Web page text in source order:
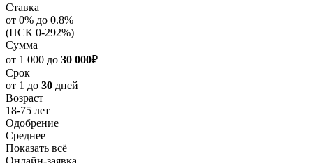
Ставка
от 0% до 0.8%
(ПСК 0-292%)
Сумма
от 1 000 до 30 000₽
Срок
от 1 до 30 дней
Возраст
18-75 лет
Одобрение
Среднее
Показать всё
Онлайн-заявка